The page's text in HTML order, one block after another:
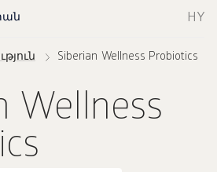
HY
Siberian Wellness Probiotics
Wellness